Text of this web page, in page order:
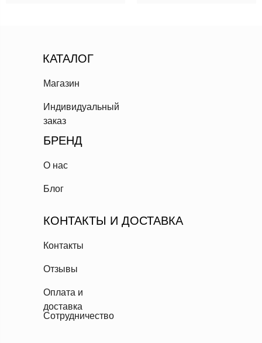
КАТАЛОГ
БРЕНД
КОНТАКТЫ И ДОСТАВКА
Магазин
Индивидуальный
заказ
О нас
Блог
Контакты
Отзывы
Оплата и
доставка
Сотрудничество